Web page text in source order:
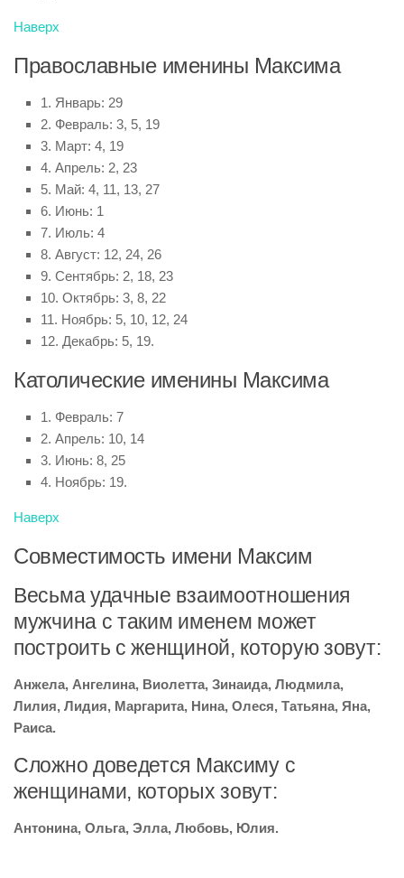
Наверх
Православные именины Максима
1. Январь: 29
2. Февраль: 3, 5, 19
3. Март: 4, 19
4. Апрель: 2, 23
5. Май: 4, 11, 13, 27
6. Июнь: 1
7. Июль: 4
8. Август: 12, 24, 26
9. Сентябрь: 2, 18, 23
10. Октябрь: 3, 8, 22
11. Ноябрь: 5, 10, 12, 24
12. Декабрь: 5, 19.
Католические именины Максима
1. Февраль: 7
2. Апрель: 10, 14
3. Июнь: 8, 25
4. Ноябрь: 19.
Наверх
Совместимость имени Максим
Весьма удачные взаимоотношения
мужчина с таким именем может
построить с женщиной, которую зовут:
Анжела, Ангелина, Виолетта, Зинаида, Людмила,
Лилия, Лидия, Маргарита, Нина, Олеся, Татьяна, Яна,
Раиса.
Сложно доведется Максиму с
женщинами, которых зовут:
Антонина, Ольга, Элла, Любовь, Юлия.